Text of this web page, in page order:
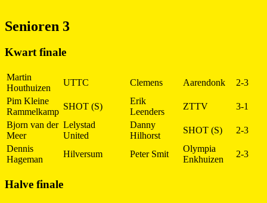
Senioren 3
Kwart finale
Martin
Houthuizen
UTTC Clemens Aarendonk
2-3
Pim Kleine
Rammelkamp
SHOT (S)
Erik
Leenders
ZTTV
3-1
Bjorn van der
Meer
Lelystad
United
Danny
Hilhorst
SHOT (S)
2-3
Dennis
Hageman
Hilversum Peter Smit
Olympia
Enkhuizen
2-3
Halve finale